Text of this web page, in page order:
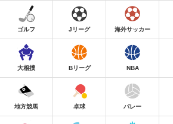
ゴルフ Jリーグ 海外サッカー
大相撲 Bリーグ NBA
地方競馬 卓球 バレー